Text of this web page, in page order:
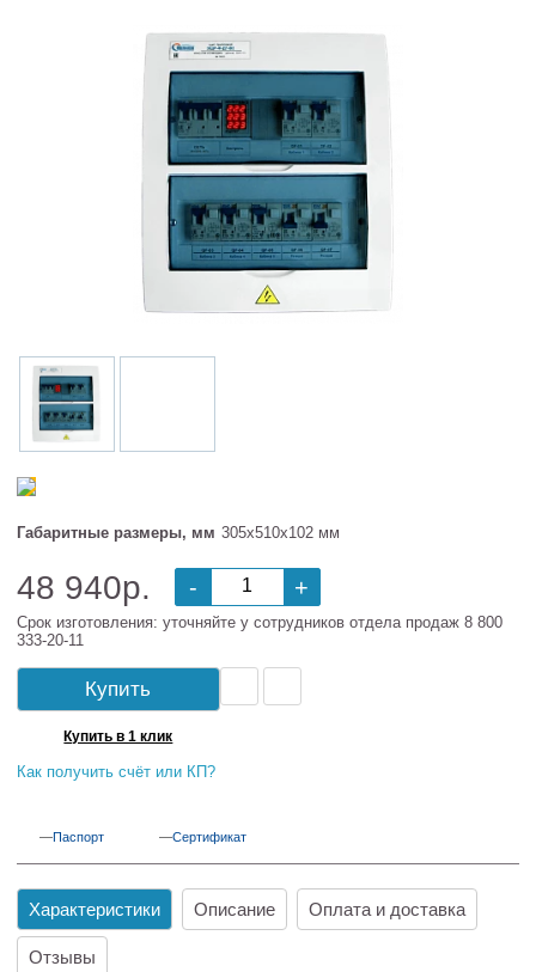
Габаритные размеры, мм 305х510х102 мм
48 940р. - +
Срок изготовления: уточняйте у сотрудников отдела продаж 8 800
333-20-11
Купить
Купить в 1 клик
Как получить счёт или КП?
Паспорт Сертификат
Характеристики Описание Оплата и доставка
Отзывы